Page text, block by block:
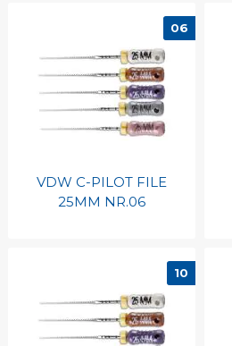
06
VDW C-PILOT FILE
25MM NR.06
10